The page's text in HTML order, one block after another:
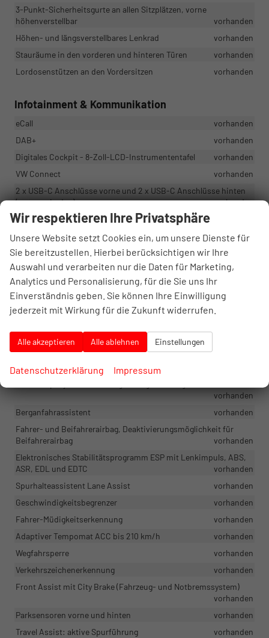
3-Punkt-Sicherheitsgurte an allen Sitzplätzen, vorne
höhenverstellbar
vorhanden
Höhen- und längsverstellbares Lenkrad
vorhanden
Stauräume in den vorderen und hinteren Türen
vorhanden
Lordosenstützen an den Vordersitzen
vorhanden
Infotainment & Kommunikation
eCall
vorhanden
DAB+
vorhanden
Digitales Cockpit - 8-Zoll-LCD-Instrumententafel
vorhanden
VW Connect
vorhanden
2 x USB-C Anschlüsse vorne und 2 x USB-C Anschlüsse hinten
(nur zum Laden)
vorhanden
App-Connect Wireless - drahtlose Telefonverbindung via
Radio Ready2Discover 8" Farb-Touchscreen, 6 Lautsprecher
(zusätzliche Aktivierung der Navigation über WE Upgrade,
Streaming & Internet möglich)
vorhanden
Sicherheit & Assistenz
Umfeldüberwachung
Kopfairbag für Front- und Fondpassagiere
Fußgänger- und Radfahrer-Erkennungssystem
vorhanden
Berganfahrassistent
vorhanden
Fahrer- und Beifahrerairbag, Deaktivierungsmöglichkeit für
Beifahrerairbag
vorhanden
Elektronisches Stabilitätsprogramm ESP mit Lenkimpuls, ABS,
ASR, EDL und EDTC
vorhanden
Spurhalteassistent Lane Assist
vorhanden
Geschwindigkeitsbegrenzer
vorhanden
Fahrer-Müdigkeitserkennung
vorhanden
Adaptiver Tempomat ACC bis 210 km/h
vorhanden
Wegfahrsperre
vorhanden
Verkehrszeichenerkennung
vorhanden
Front Assist mit City Brake (Fahrzeug- und Notbremssystem)
vorhanden
Parksensoren vorne und hinten
vorhanden
Travel Assist: aktive Spurführung
vorhanden
Wir respektieren Ihre Privatsphäre
Unsere Website setzt Cookies ein, um unsere Dienste für
Sie bereitzustellen. Hierbei berücksichtigen wir Ihre
Auswahl und verarbeiten nur die Daten für Marketing,
Analytics und Personalisierung, für die Sie uns Ihr
Einverständnis geben. Sie können Ihre Einwilligung
jederzeit mit Wirkung für die Zukunft widerrufen.
Alle akzeptieren Alle ablehnen Einstellungen
Datenschutzerklärung Impressum